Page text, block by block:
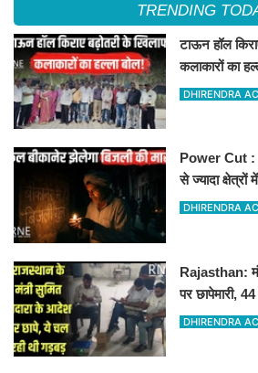
TRENDING
टाऊन हॉल
कलाकारों का
DHIRENDRA
Power Cut :
से ज्यादा
गुल
DHIRENDRA
Rajasthan:
पर छापेमारी, 44
जुर्माना
DHIRENDRA